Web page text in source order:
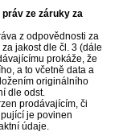
ze záruky za
z odpovědnosti za
jakost dle čl. 3 (dále
prokáže, že
a to včetně data a
originálního
dle odst.
prodávajícím, či
je povinen
údaje.